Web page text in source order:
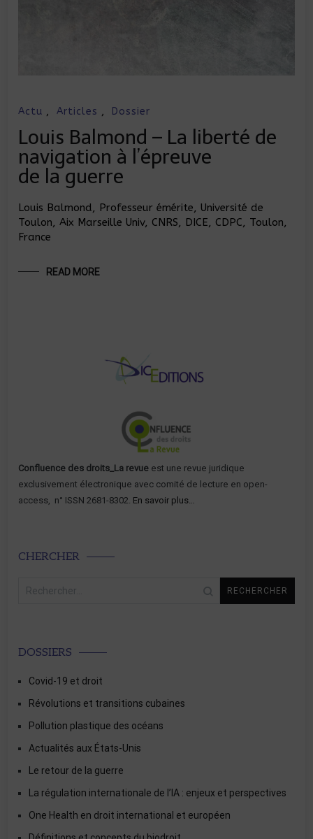
Actu , Articles , Dossier
Louis Balmond – La liberté de
navigation à l’épreuve
de la guerre
Louis Balmond, Professeur émérite, Université de
Toulon, Aix Marseille Univ, CNRS, DICE, CDPC, Toulon,
France
READ MORE
Confluence des droits_La revue est une revue juridique
exclusivement électronique avec comité de lecture en open-
access, n° ISSN 2681-8302. En savoir plus…
CHERCHER
DOSSIERS
Covid-19 et droit
Révolutions et transitions cubaines
Pollution plastique des océans
Actualités aux États-Unis
Le retour de la guerre
La régulation internationale de l’IA : enjeux et perspectives
One Health en droit international et européen